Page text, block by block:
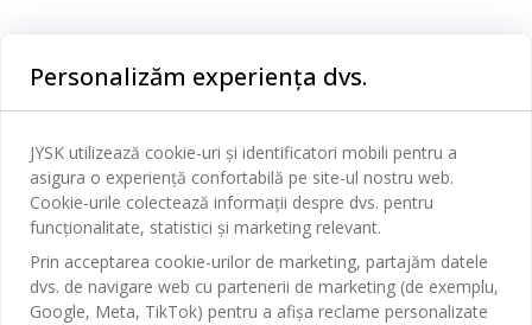
Baie
Birou
Sufragerie
Bucătărie
Depozitare
Contact Relații Clienți
Magazine și program
Broșură
Termeni si conditii vânzări online
JYSK
Despre JYSK
JYSK.com
SEDIU CENTRAL
Personalizăm experiența dvs.
JYSK utilizează cookie-uri și identificatori mobili pentru a
asigura o experiență confortabilă pe site-ul nostru web.
Cookie-urile colectează informații despre dvs. pentru
funcționalitate, statistici și marketing relevant.
Prin acceptarea cookie-urilor de marketing, partajăm datele
dvs. de navigare web cu partenerii de marketing (de exemplu,
Google, Meta, TikTok) pentru a afișa reclame personalizate